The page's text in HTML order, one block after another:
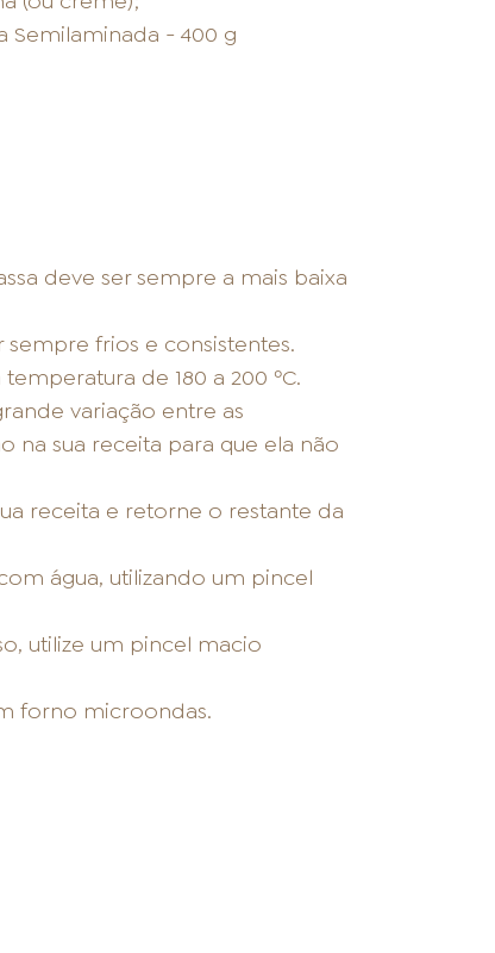
Semilaminada - 400 g
deve ser sempre a mais baixa
frios e consistentes.
de 180 a 200 ºC.
variação entre as
na sua receita para que ela não
receita e retorne o restante da
água, utilizando um pincel
utilize um pincel macio
forno microondas.